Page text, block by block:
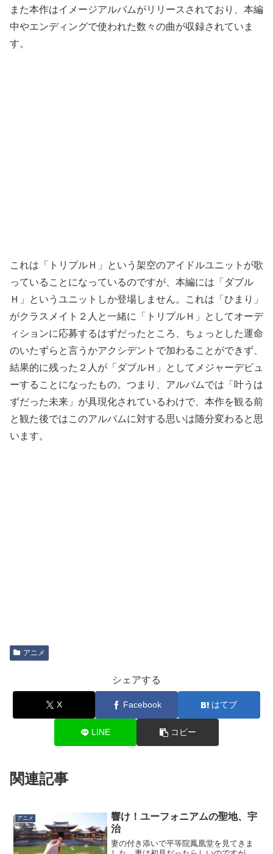
また本作はイメージアルバムがリリースされており、本編
中やエンディングで使われた数々の曲が収録されていま
す。
これは「トリプルＨ」という架空のアイドルユニットが歌
っていることになっているのですが、本編には「ダブル
Ｈ」というユニットしか登場しません。これは「ひまり」
がクラスメイト２人と一緒に「トリプルＨ」としてオーデ
ィションに応募するはずだったところ、ちょっとした運命
のいたずらと言うかアクシデントで加わることができず、
結果的に残った２人が「ダブルＨ」としてメジャーデビュ
ーすることになったもの。つまり、アルバムでは「叶うは
ずだった未来」が具現化されているわけで、本作を観る前
と観た後ではこのアルバムに対する思いは随分変わると思
います。
アニメ
シェアする
X Facebook はてブ
LINE コピー
関連記事
アニメ
響け！ユーフォニアムの聖地、宇
治
妻の付き添いで平等院鳳凰堂を見てきま